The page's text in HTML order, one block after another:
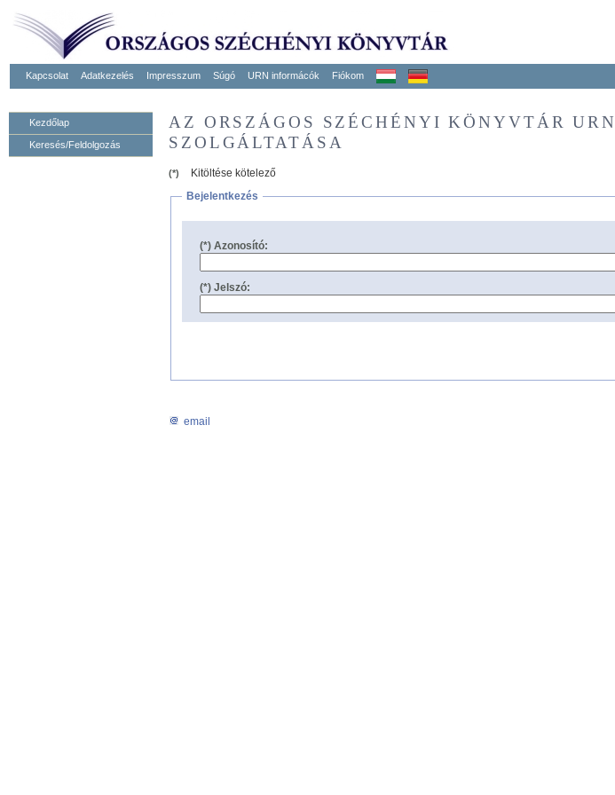
Kapcsolat Adatkezelés Impresszum Súgó URN informácók Fiókom
Kezdőlap
Keresés/Feldolgozás
AZ ORSZÁGOS SZÉCHÉNYI KÖNYVTÁR URN
SZOLGÁLTATÁSA
(*)
Kitöltése kötelező
Bejelentkezés
(*) Azonosító:
(*) Jelszó:
email